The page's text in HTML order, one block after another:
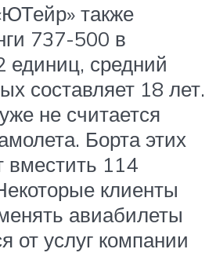
также
737-500 в
единиц, средний
составляет 18 лет.
не считается
Борта этих
вместить 114
клиенты
авиабилеты
от услуг компании